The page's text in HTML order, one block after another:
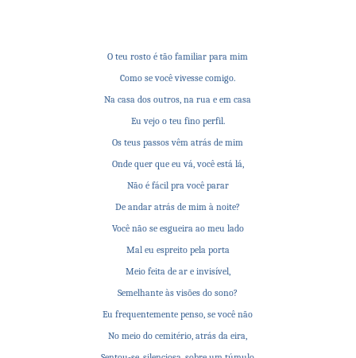
O teu rosto é tão familiar para mim
Como se você vivesse comigo.
Na casa dos outros, na rua e em casa
Eu vejo o teu fino perfil.
Os teus passos vêm atrás de mim
Onde quer que eu vá, você está lá,
Não é fácil pra você parar
De andar atrás de mim à noite?
Você não se esgueira ao meu lado
Mal eu espreito pela porta
Meio feita de ar e invisível,
Semelhante às visões do sono?
Eu frequentemente penso, se você não
No meio do cemitério, atrás da eira,